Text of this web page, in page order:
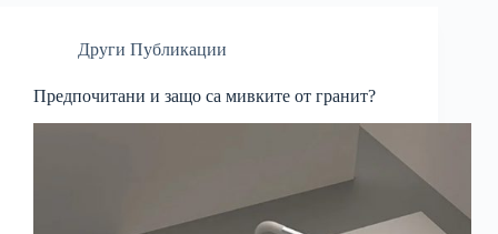
Други Публикации
Предпочитани и защо са мивките от гранит?